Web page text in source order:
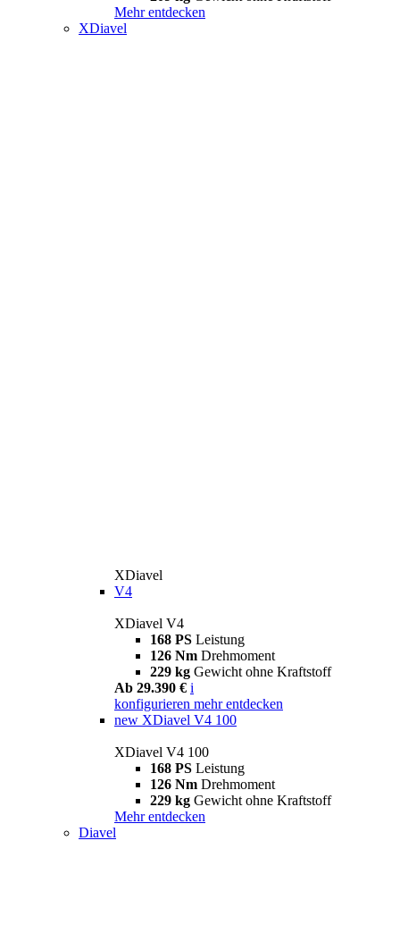
Mehr entdecken
XDiavel
XDiavel
V4
XDiavel V4
168 PS Leistung
126 Nm Drehmoment
229 kg Gewicht ohne Kraftstoff
Ab 29.390 € i
konfigurieren mehr entdecken
new XDiavel V4 100
XDiavel V4 100
168 PS Leistung
126 Nm Drehmoment
229 kg Gewicht ohne Kraftstoff
Mehr entdecken
Diavel